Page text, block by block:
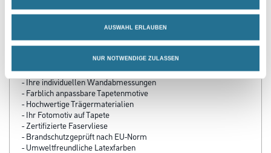
AUSWAHL ERLAUBEN
NUR NOTWENDIGE ZULASSEN
PRODUKTEIGENSCHAFTEN
- Über 100 Motive für jeden Geschmack
- Ihre individuellen Wandabmessungen
- Farblich anpassbare Tapetenmotive
- Hochwertige Trägermaterialien
- Ihr Fotomotiv auf Tapete
- Zertifizierte Faservliese
- Brandschutzgeprüft nach EU-Norm
- Umweltfreundliche Latexfarben